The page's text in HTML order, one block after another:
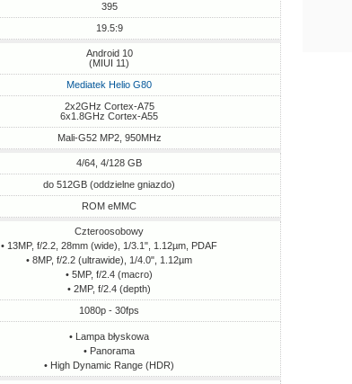
395
19.5:9
Android 10
(MIUI 11)
Mediatek Helio G80
2x2GHz Cortex-A75
6x1.8GHz Cortex-A55
Mali-G52 MP2, 950MHz
4/64, 4/128 GB
do 512GB (oddzielne gniazdo)
ROM eMMC
Czteroosobowy
• 13MP, f/2.2, 28mm (wide), 1/3.1", 1.12µm, PDAF
• 8MP, f/2.2 (ultrawide), 1/4.0", 1.12µm
• 5MP, f/2.4 (macro)
• 2MP, f/2.4 (depth)
1080p - 30fps
• Lampa błyskowa
• Panorama
• High Dynamic Range (HDR)